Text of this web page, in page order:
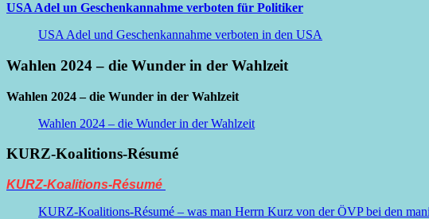
USA Adel un Geschenkannahme verboten für Politiker
USA Adel und Geschenkannahme verboten in den USA
Wahlen 2024 – die Wunder in der Wahlzeit
Wahlen 2024 – die Wunder in der Wahlzeit
Wahlen 2024 – die Wunder in der Wahlzeit
KURZ-Koalitions-Résumé
KURZ-Koalitions-Résumé
KURZ-Koalitions-Résumé – was man Herrn Kurz von der ÖVP bei den